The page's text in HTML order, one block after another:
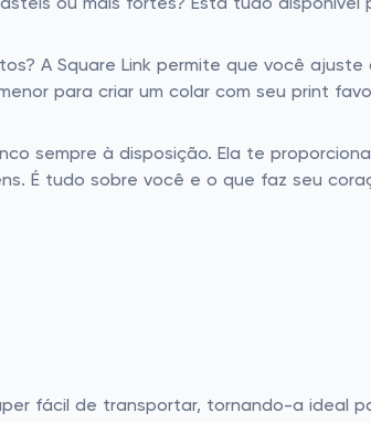
ou mais fortes? Está tudo disponível
A Square Link permite que você
para criar um colar com seu print
sempre à disposição. Ela te
É tudo sobre você e o que faz seu
fácil de transportar, tornando-a ideal